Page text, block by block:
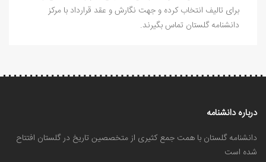
برای تالیف انتخاب کرده و جهت نگارش و عقد قرارداد با مرکز
دانشنامه گلستان تماس بگیرند.
درباره دانشنامه
دانشنامه گلستان با همت جمع کثیری از متخصصین تاریخ در گلستان افتتاح
شده است